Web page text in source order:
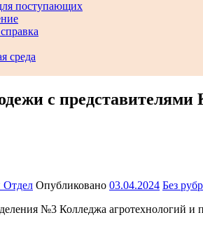
поступающих
среда
с
Отдел Опубликовано 03.04.2024 Без
№3 Колледжа агротехнологий и